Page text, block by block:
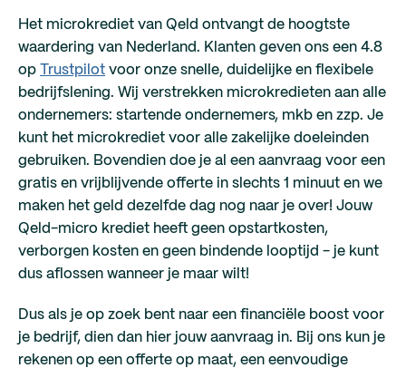
Het microkrediet van Qeld ontvangt de hoogtste
waardering van Nederland. Klanten geven ons een 4.8
op
Trustpilot voor onze snelle, duidelijke en flexibele
bedrijfslening. Wij verstrekken microkredieten aan alle
ondernemers: startende ondernemers, mkb en zzp. Je
kunt het microkrediet voor alle zakelijke doeleinden
gebruiken. Bovendien doe je al een aanvraag voor een
gratis en vrijblijvende offerte in slechts 1 minuut en we
maken het geld dezelfde dag nog naar je over! Jouw
Qeld-micro krediet heeft geen opstartkosten,
verborgen kosten en geen bindende looptijd - je kunt
dus aflossen wanneer je maar wilt!
Dus als je op zoek bent naar een financiële boost voor
je bedrijf, dien dan hier jouw aanvraag in. Bij ons kun je
rekenen op een offerte op maat, een eenvoudige